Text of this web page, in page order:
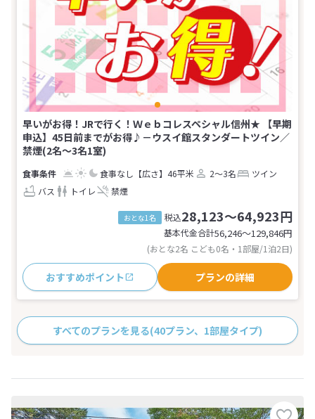
早いがお得！JRで行く！Ｗｅｂコレスペシャル信州★ 【早期
申込】45日前までがお得♪－ウスイ館スタンダートツイン／
禁煙(2名～3名1室)
食事なし 【広さ】46平米 2～3名
ツイン
バス
トイレ 禁煙
おとな1名 税込28,123～64,923円
基本代金合計56,246〜129,846円
(おとな2名 こども0名・1部屋/1泊2日)
おすすめポイント プランの詳細
すべてのプランを見る(40プラン、1部屋タイプ)